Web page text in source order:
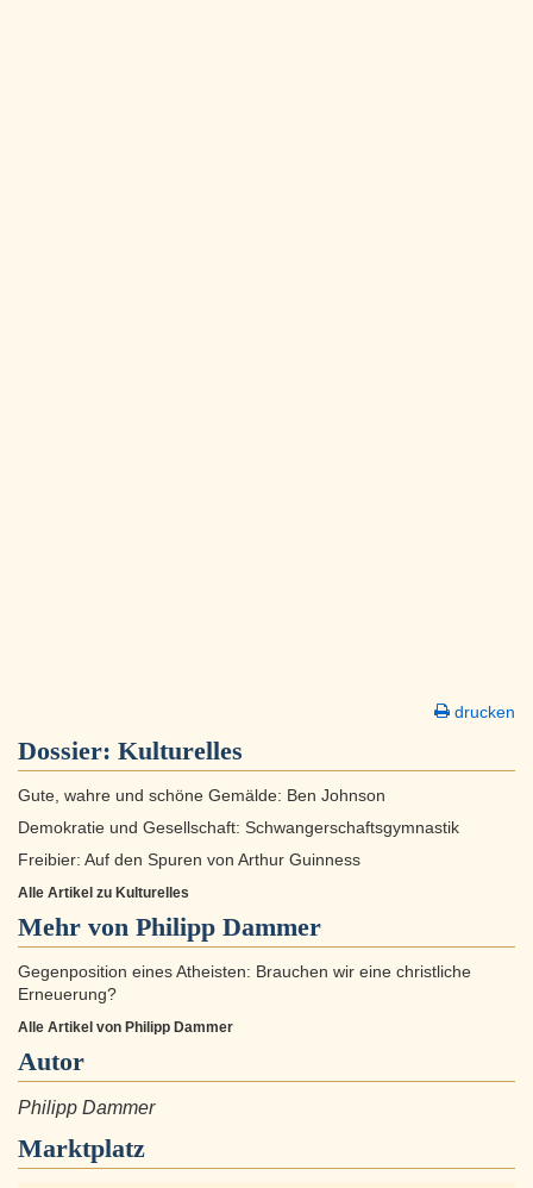
drucken
Dossier: Kulturelles
Gute, wahre und schöne Gemälde: Ben Johnson
Demokratie und Gesellschaft: Schwangerschaftsgymnastik
Freibier: Auf den Spuren von Arthur Guinness
Alle Artikel zu Kulturelles
Mehr von Philipp Dammer
Gegenposition eines Atheisten: Brauchen wir eine christliche
Erneuerung?
Alle Artikel von Philipp Dammer
Autor
Philipp Dammer
Marktplatz